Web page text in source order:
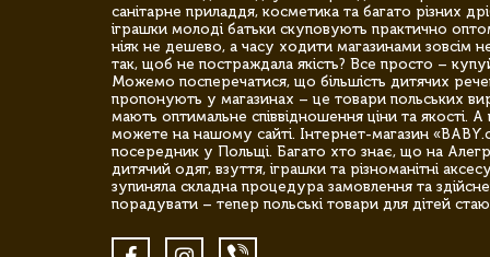
санітарне приладдя, косметика та багато різних
іграшки молоді батьки скуповують практично
ніяк не дешево, а часу ходити магазинами зовсім
так, щоб не постраждала якість? Все просто –
Можемо посперечатися, що більшість дитячих
пропонують у магазинах – це товари польських
мають оптимальне співвідношення ціни та якості.
можете на нашому сайті. Інтернет-магазин
посередник у Польщі. Багато хто знає, що на
дитячий одяг, взуття, іграшки та різноманітні
зупиняла складна процедура замовлення та
порадувати – тепер польські товари для дітей